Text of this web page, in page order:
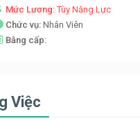
Mức Lương:Tùy Năng Lực
Chức vụ: Nhân Viên
Bằng cấp:
Việc